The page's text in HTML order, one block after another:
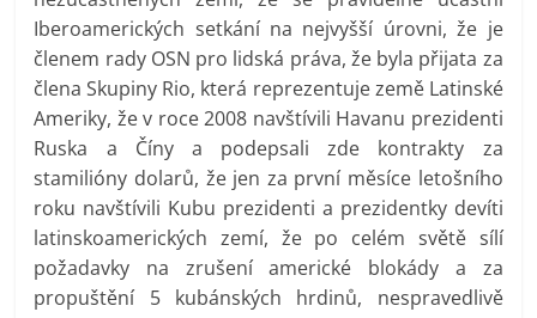
Iberoamerických setkání na nejvyšší úrovni, že je
členem rady OSN pro lidská práva, že byla přijata za
člena Skupiny Rio, která reprezentuje země Latinské
Ameriky, že v roce 2008 navštívili Havanu prezidenti
Ruska a Číny a podepsali zde kontrakty za
stamilióny dolarů, že jen za první měsíce letošního
roku navštívili Kubu prezidenti a prezidentky devíti
latinskoamerických zemí, že po celém světě sílí
požadavky na zrušení americké blokády a za
propuštění 5 kubánských hrdinů, nespravedlivě